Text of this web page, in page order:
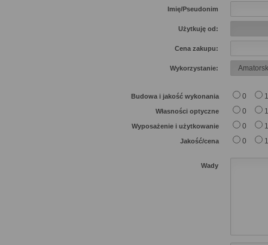
Imię/Pseudonim
Użytkuję od:
Cena zakupu:
Wykorzystanie:
Budowa i jakość wykonania 0 1
Własności optyczne 0 1
Wyposażenie i użytkowanie 0 1
Jakość/cena 0 1
Wady